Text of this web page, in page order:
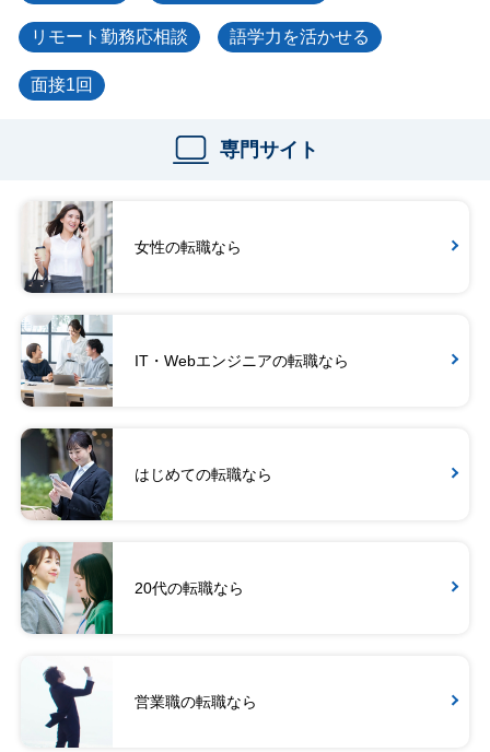
リモート勤務応相談 語学力を活かせる
面接1回
専門サイト
女性の転職なら
IT・Webエンジニアの転職なら
はじめての転職なら
20代の転職なら
営業職の転職なら